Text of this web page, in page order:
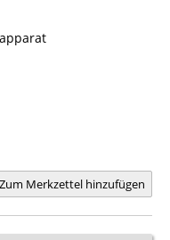
Zum Merkzettel hinzufügen